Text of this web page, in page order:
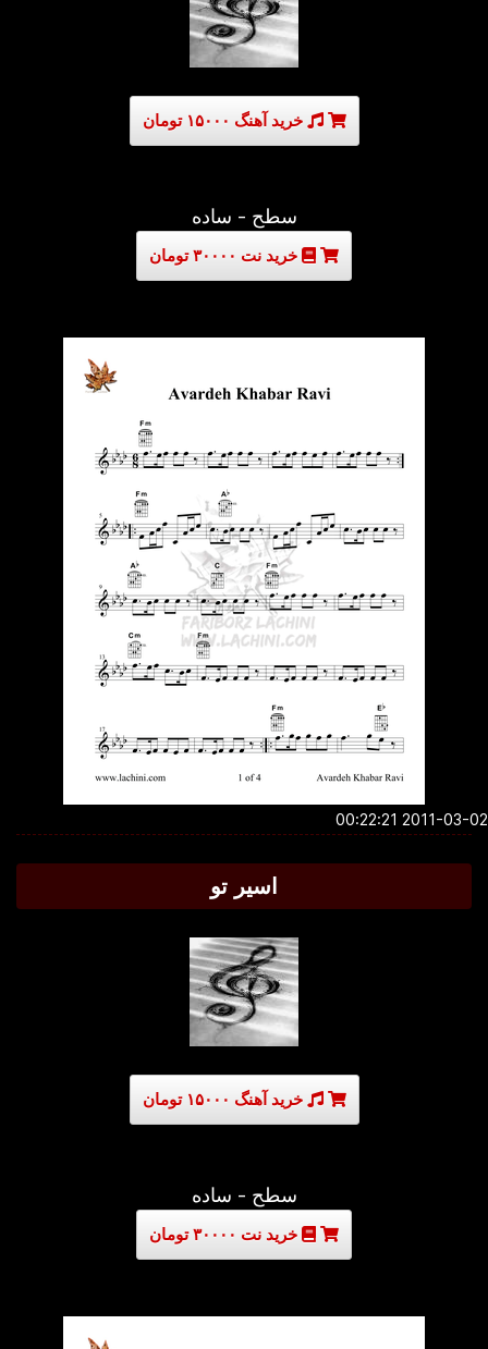
خرید آهنگ ۱۵۰۰۰ تومان
سطح - ساده
خرید نت ۳۰۰۰۰ تومان
2011-03-02
اسیر تو
خرید آهنگ ۱۵۰۰۰ تومان
سطح - ساده
خرید نت ۳۰۰۰۰ تومان